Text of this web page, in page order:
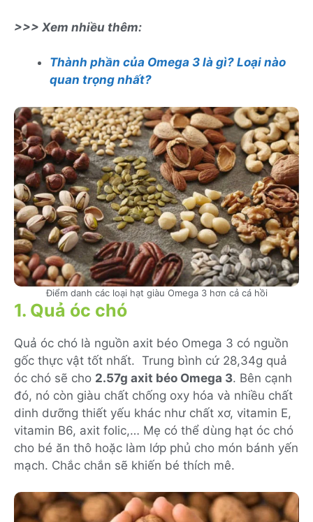
>>> Xem nhiều thêm:
Thành phần của Omega 3 là gì? Loại nào
quan trọng nhất?
Điểm danh các loại hạt giàu Omega 3 hơn cả cá hồi
1. Quả óc chó
Quả óc chó là nguồn axit béo Omega 3 có nguồn
gốc thực vật tốt nhất. Trung bình cứ 28,34g quả
óc chó sẽ cho 2.57g axit béo Omega 3. Bên cạnh
đó, nó còn giàu chất chống oxy hóa và nhiều chất
dinh dưỡng thiết yếu khác như chất xơ, vitamin E,
vitamin B6, axit folic,… Mẹ có thể dùng hạt óc chó
cho bé ăn thô hoặc làm lớp phủ cho món bánh yến
mạch. Chắc chắn sẽ khiến bé thích mê.